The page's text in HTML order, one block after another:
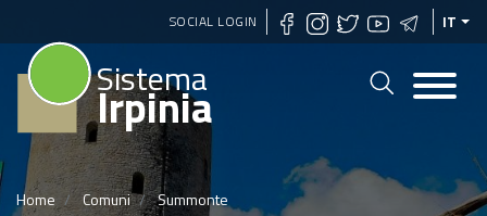
Salta
al
SOCIAL LOGIN IT
Sistema
Irpinia
Home Comuni Summonte